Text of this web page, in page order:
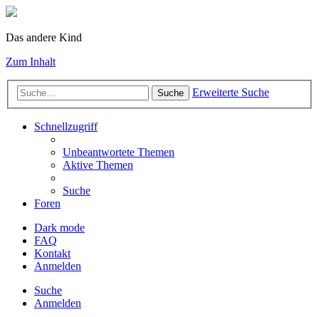
Das andere Kind
Zum Inhalt
Suche Erweiterte Suche
Schnellzugriff
Unbeantwortete Themen
Aktive Themen
Suche
Foren
Dark mode
FAQ
Kontakt
Anmelden
Suche
Anmelden